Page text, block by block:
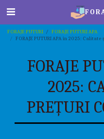
FORAJE PUTURI
FORAJE PUTURI APA
FORAJE PUTURI APA în 2025:
FORAJE
2025:
PREȚURI